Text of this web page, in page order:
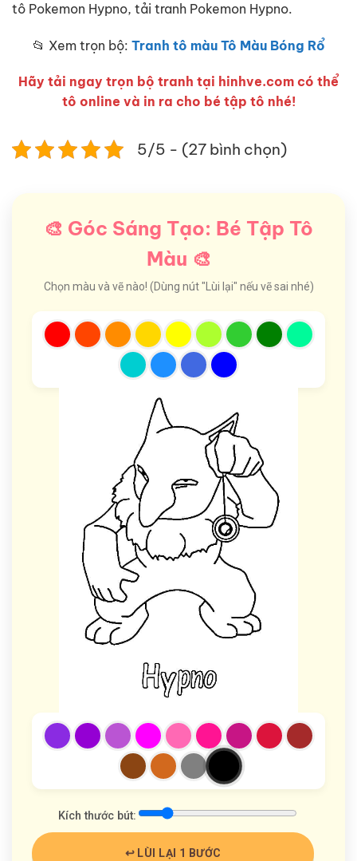
tô Pokemon Hypno, tải tranh Pokemon Hypno.
📂 Xem trọn bộ: Tranh tô màu Tô Màu Bóng Rổ
Hãy tải ngay trọn bộ tranh tại hinhve.com có thể
tô online và in ra cho bé tập tô nhé!
5/5 - (27 bình chọn)
🎨 Góc Sáng Tạo: Bé Tập Tô
Màu 🎨
Chọn màu và vẽ nào! (Dùng nút "Lùi lại" nếu vẽ sai nhé)
Kích thước bút:
↩️ LÙI LẠI 1 BƯỚC